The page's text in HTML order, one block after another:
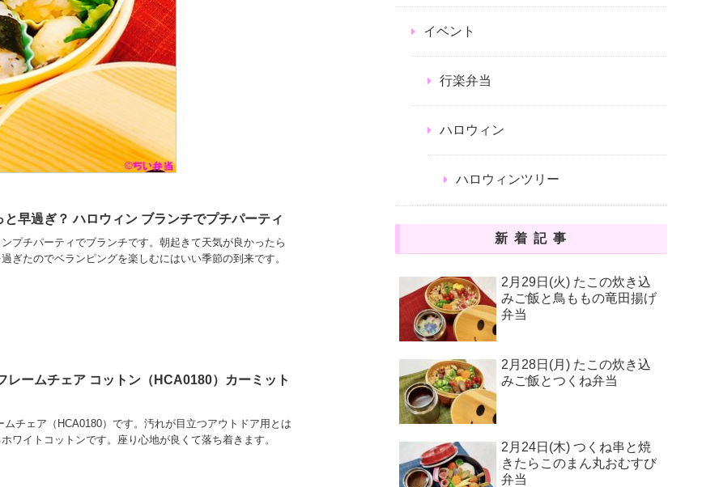
早過ぎ？ ハロウィン ブランチでプチパーティ
プチパーティでブランチです。朝起きて天気が良かったら
ぎたのでベランピングを楽しむにはいい季節の到来です。
レームチェア コットン（HCA0180）カーミット
チェア（HCA0180）です。汚れが目立つアウトドア用とは
ワイトコットンです。座り心地が良くて落ち着きます。
イベント
行楽弁当
ハロウィン
ハロウィンツリー
新着記事
2月29日(火) たこの炊き込
みご飯と鳥ももの竜田揚げ
弁当
2月28日(月) たこの炊き込
みご飯とつくね弁当
2月24日(木) つくね串と焼
きたらこのまん丸おむすび
弁当